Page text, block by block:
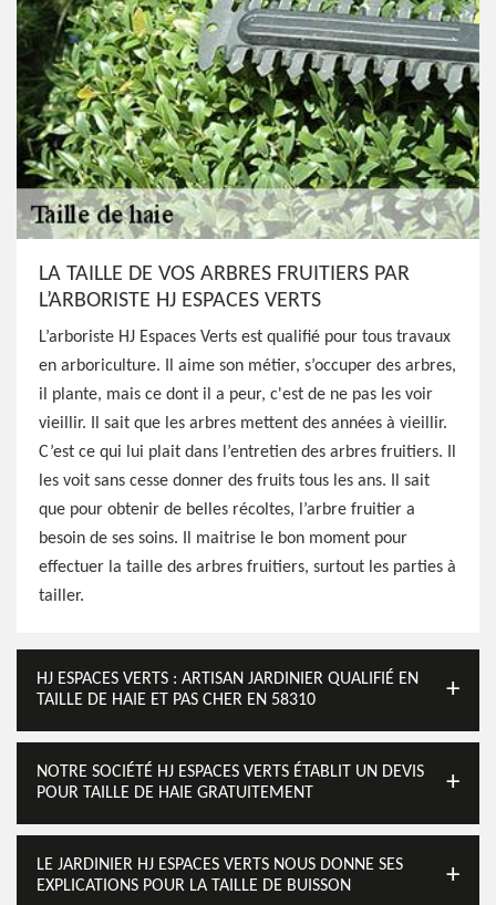
LA TAILLE DE VOS ARBRES FRUITIERS PAR
L’ARBORISTE HJ ESPACES VERTS
L’arboriste HJ Espaces Verts est qualifié pour tous travaux
en arboriculture. Il aime son métier, s’occuper des arbres,
il plante, mais ce dont il a peur, c'est de ne pas les voir
vieillir. Il sait que les arbres mettent des années à vieillir.
C’est ce qui lui plait dans l’entretien des arbres fruitiers. Il
les voit sans cesse donner des fruits tous les ans. Il sait
que pour obtenir de belles récoltes, l’arbre fruitier a
besoin de ses soins. Il maitrise le bon moment pour
effectuer la taille des arbres fruitiers, surtout les parties à
tailler.
HJ ESPACES VERTS : ARTISAN JARDINIER QUALIFIÉ EN
TAILLE DE HAIE ET PAS CHER EN 58310
NOTRE SOCIÉTÉ HJ ESPACES VERTS ÉTABLIT UN DEVIS
POUR TAILLE DE HAIE GRATUITEMENT
LE JARDINIER HJ ESPACES VERTS NOUS DONNE SES
EXPLICATIONS POUR LA TAILLE DE BUISSON